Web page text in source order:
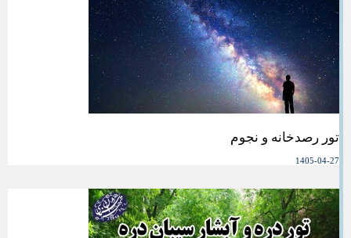
تور رصدخانه و نجوم
1405-04-27